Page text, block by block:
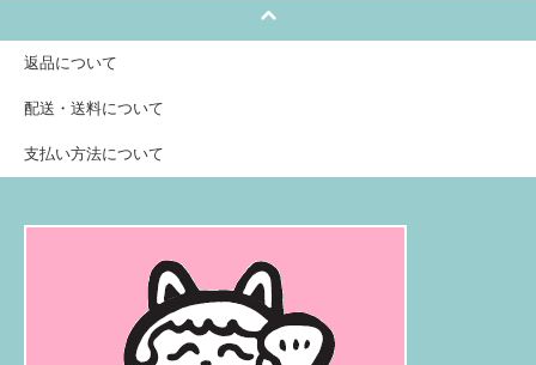
返品について
配送・送料について
支払い方法について